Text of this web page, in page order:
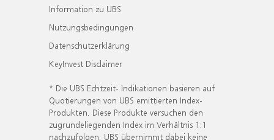
Information zu UBS
Nutzungsbedingungen
Datenschutzerklärung
KeyInvest Disclaimer
* Die UBS Echtzeit- Indikationen basieren auf
Quotierungen von UBS emittierten Index-
Produkten. Diese Produkte versuchen den
zugrundeliegenden Index im Verhältnis 1:1
nachzufolgen. UBS übernimmt dabei keine